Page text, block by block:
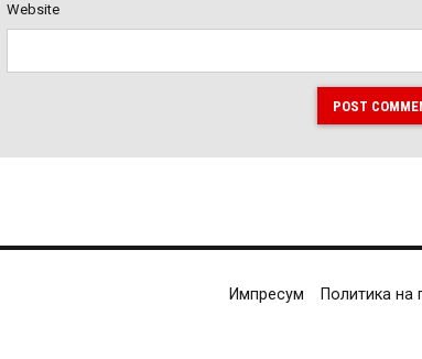
Website
POST
Импресум Политика на